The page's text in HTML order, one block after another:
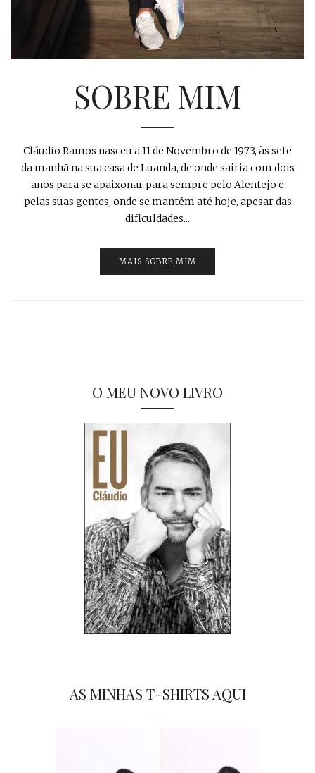
SOBRE MIM
Cláudio Ramos nasceu a 11 de Novembro de 1973, às sete
da manhã na sua casa de Luanda, de onde sairia com dois
anos para se apaixonar para sempre pelo Alentejo e
pelas suas gentes, onde se mantém até hoje, apesar das
dificuldades...
MAIS SOBRE MIM
O MEU NOVO LIVRO
AS MINHAS T-SHIRTS AQUI